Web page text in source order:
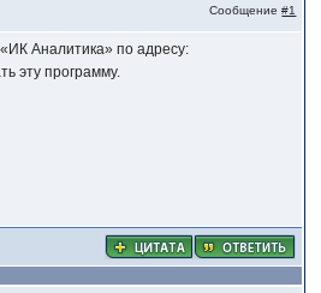
Сообщение#1
Аналитика» по адресу:
эту программу.